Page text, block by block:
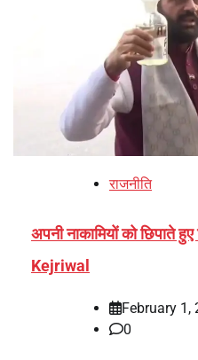
राजनीति
अपनी नाकामियों को छिपाते
Kejriwal
February 1,
0